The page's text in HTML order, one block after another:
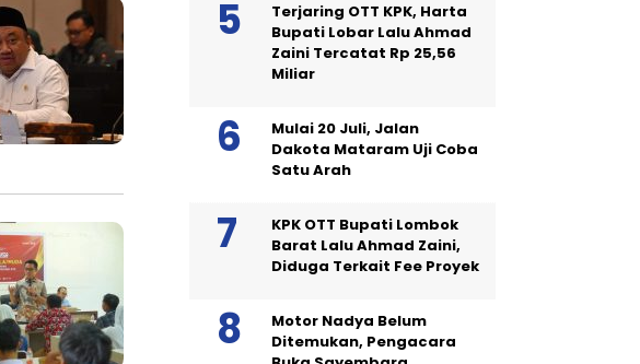
Terjaring OTT KPK, Harta
Bupati Lobar Lalu Ahmad
Zaini Tercatat Rp 25,56
Miliar
Mulai 20 Juli, Jalan
Dakota Mataram Uji Coba
Satu Arah
KPK OTT Bupati Lombok
Barat Lalu Ahmad Zaini,
Diduga Terkait Fee Proyek
Motor Nadya Belum
Ditemukan, Pengacara